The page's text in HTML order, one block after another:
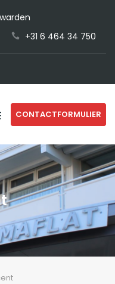
+31 6 464 34 750
CONTACTFORMULIER